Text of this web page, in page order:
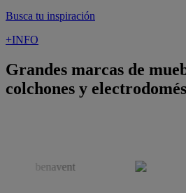
Busca tu inspiración
+INFO
Grandes marcas de
colchones y